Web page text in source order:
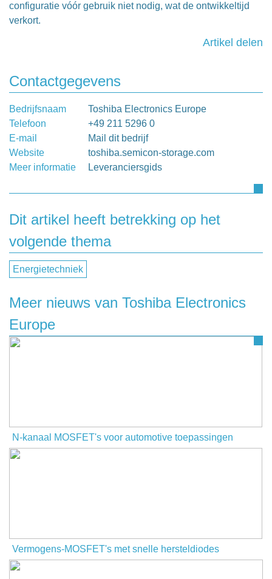
configuratie vóór gebruik niet nodig, wat de ontwikkeltijd
verkort.
Artikel delen
Contactgegevens
Bedrijfsnaam
Toshiba Electronics Europe
Telefoon
+49 211 5296 0
E-mail
Mail dit bedrijf
Website
toshiba.semicon-storage.com
Meer informatie
Leveranciersgids
Dit artikel heeft betrekking op het
volgende thema
Energietechniek
Meer nieuws van Toshiba Electronics
Europe
N-kanaal MOSFET's voor automotive toepassingen
Vermogens-MOSFET's met snelle hersteldiodes